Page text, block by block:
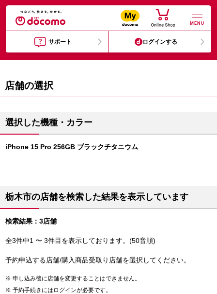
MENU
サポート ログインする
店舗の選択
選択した機種・カラー
iPhone 15 Pro 256GB ブラックチタニウム
栃木市の店舗を検索した結果を表示しています
検索結果：3店舗
全3件中1 〜 3件目を表示しております。(50音順)
予約申込する店舗/購入商品受取り店舗を選択してください。
申し込み後に店舗を変更することはできません。
予約手続きにはログインが必要です。